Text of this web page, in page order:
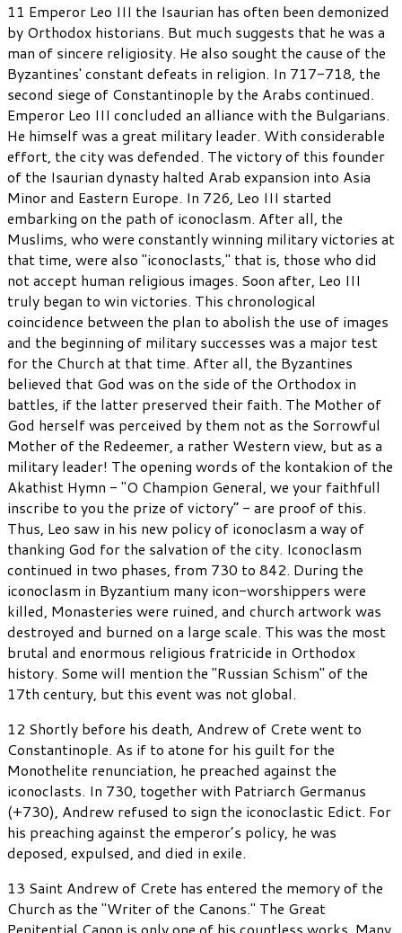
11 Emperor Leo III the Isaurian has often been demonized
by Orthodox historians. But much suggests that he was a
man of sincere religiosity. He also sought the cause of the
Byzantines' constant defeats in religion. In 717-718, the
second siege of Constantinople by the Arabs continued.
Emperor Leo III concluded an alliance with the Bulgarians.
He himself was a great military leader. With considerable
effort, the city was defended. The victory of this founder
of the Isaurian dynasty halted Arab expansion into Asia
Minor and Eastern Europe. In 726, Leo III started
embarking on the path of iconoclasm. After all, the
Muslims, who were constantly winning military victories at
that time, were also "iconoclasts," that is, those who did
not accept human religious images. Soon after, Leo III
truly began to win victories. This chronological
coincidence between the plan to abolish the use of images
and the beginning of military successes was a major test
for the Church at that time. After all, the Byzantines
believed that God was on the side of the Orthodox in
battles, if the latter preserved their faith. The Mother of
God herself was perceived by them not as the Sorrowful
Mother of the Redeemer, a rather Western view, but as a
military leader! The opening words of the kontakion of the
Akathist Hymn - "O Champion General, we your faithfull
inscribe to you the prize of victory” - are proof of this.
Thus, Leo saw in his new policy of iconoclasm a way of
thanking God for the salvation of the city. Iconoclasm
continued in two phases, from 730 to 842. During the
iconoclasm in Byzantium many icon-worshippers were
killed, Monasteries were ruined, and church artwork was
destroyed and burned on a large scale. This was the most
brutal and enormous religious fratricide in Orthodox
history. Some will mention the "Russian Schism" of the
17th century, but this event was not global.
12 Shortly before his death, Andrew of Crete went to
Constantinople. As if to atone for his guilt for the
Monothelite renunciation, he preached against the
iconoclasts. In 730, together with Patriarch Germanus
(+730), Andrew refused to sign the iconoclastic Edict. For
his preaching against the emperor’s policy, he was
deposed, expulsed, and died in exile.
13 Saint Andrew of Crete has entered the memory of the
Church as the "Writer of the Canons." The Great